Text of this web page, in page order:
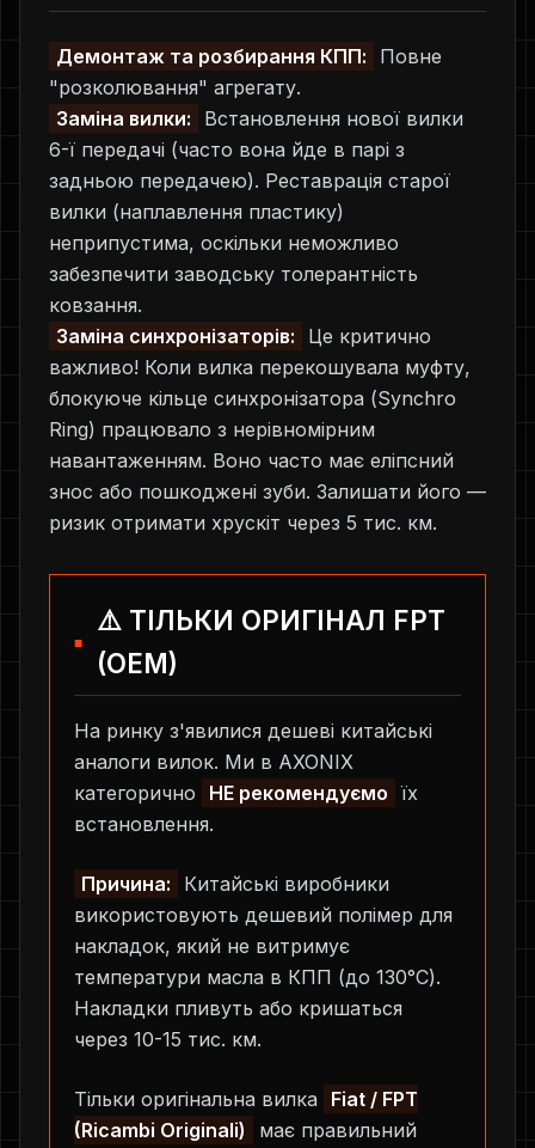
Демонтаж та розбирання КПП:
Повне
"розколювання" агрегату.
Заміна вилки:
Встановлення нової вилки
6-ї передачі (часто вона йде в парі з
задньою передачею). Реставрація старої
вилки (наплавлення пластику)
неприпустима, оскільки неможливо
забезпечити заводську толерантність
ковзання.
Заміна синхронізаторів:
Це критично
важливо! Коли вилка перекошувала муфту,
блокуюче кільце синхронізатора (Synchro
Ring) працювало з нерівномірним
навантаженням. Воно часто має еліпсний
знос або пошкоджені зуби. Залишати його —
ризик отримати хрускіт через 5 тис. км.
⚠️ ТІЛЬКИ ОРИГІНАЛ FPT
(OEM)
На ринку з'явилися дешеві китайські
аналоги вилок. Ми в AXONIX
категорично
НЕ рекомендуємо їх
встановлення.
Причина:
Китайські виробники
використовують дешевий полімер для
накладок, який не витримує
температури масла в КПП (до 130°C).
Накладки пливуть або кришаться
через 10-15 тис. км.
Тільки оригінальна вилка
Fiat / FPT
(Ricambi Originali)
має правильний